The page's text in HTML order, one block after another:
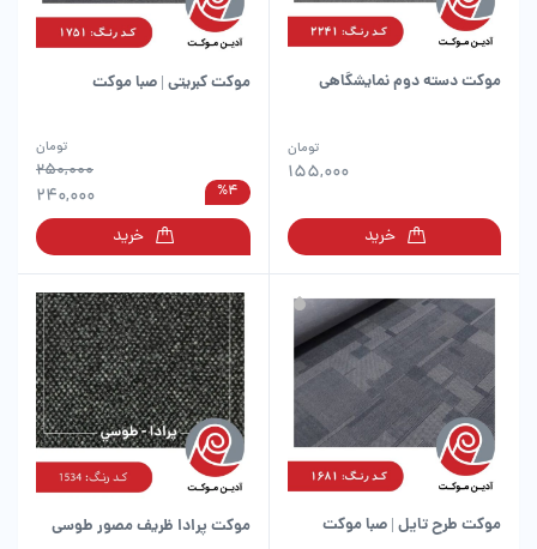
موکت دسته دوم نمایشگاهی
155,000
تومان
خرید
انواع
می
باشد.
گزینه
ها
ممکن
است
در
صفحه
محصول
انتخاب
شوند
موکت کبریتی | صبا موکت
250,000
تومان
240,000 %4
خرید
دارای
انواع
می
باشد.
گزینه
ها
ممکن
است
در
صفحه
محصول
انتخاب
شوند
موکت طرح تایل | صبا موکت موکت پرادا ظریف مصور طوسی